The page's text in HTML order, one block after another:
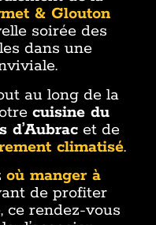
& Glouton
soirée des
dans une
au long de la
cuisine du
d’Aubrac et de
climatisé.
où manger à
de profiter
ce rendez-vous